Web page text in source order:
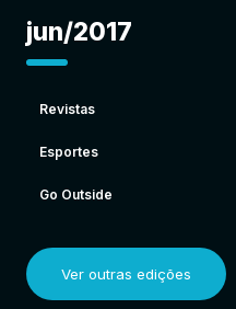
jun/2017
Revistas
Esportes
Go Outside
Ver outras edições